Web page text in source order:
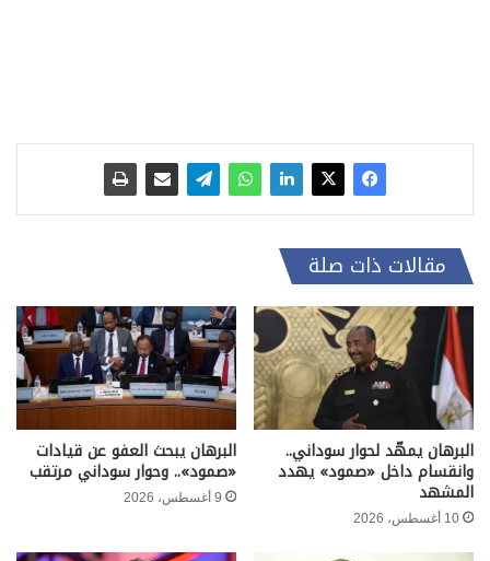
مقالات ذات صلة
البرهان يمهّد لحوار سوداني..
وانقسام داخل «صمود» يهدد
المشهد
10 أغسطس، 2026
البرهان يبحث العفو عن قيادات
«صمود».. وحوار سوداني مرتقب
9 أغسطس، 2026